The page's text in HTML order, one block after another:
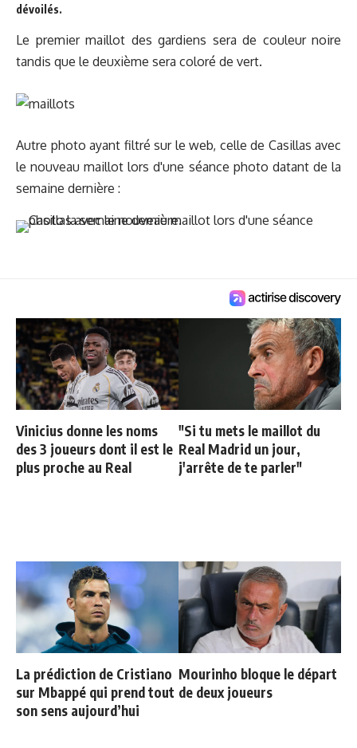
dévoilés.
Le premier maillot des gardiens sera de couleur noire
tandis que le deuxième sera coloré de vert.
Autre photo ayant filtré sur le web, celle de Casillas avec
le nouveau maillot lors d'une séance photo datant de la
semaine dernière :
Vinicius donne les noms
des 3 joueurs dont il est le
plus proche au Real
"Si tu mets le maillot du
Real Madrid un jour,
j'arrête de te parler"
La prédiction de Cristiano
sur Mbappé qui prend tout
son sens aujourd’hui
Mourinho bloque le départ
de deux joueurs